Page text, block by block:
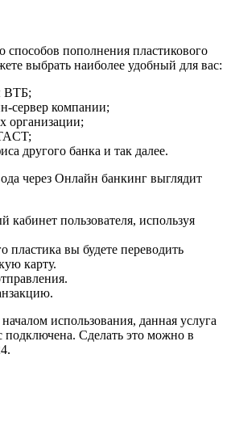
способов пополнения пластикового
выбрать наиболее удобный для вас:
ВТБ;
сервер компании;
организации;
другого банка и так далее.
через Онлайн банкинг выглядит
кабинет пользователя, используя
пластика вы будете переводить
карту.
использования, данная услуга
подключена. Сделать это можно в